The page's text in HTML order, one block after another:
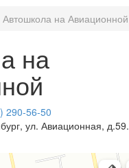
Автошкола на Авиационной
на
290-56-50
ул. Авиационная, д.59.